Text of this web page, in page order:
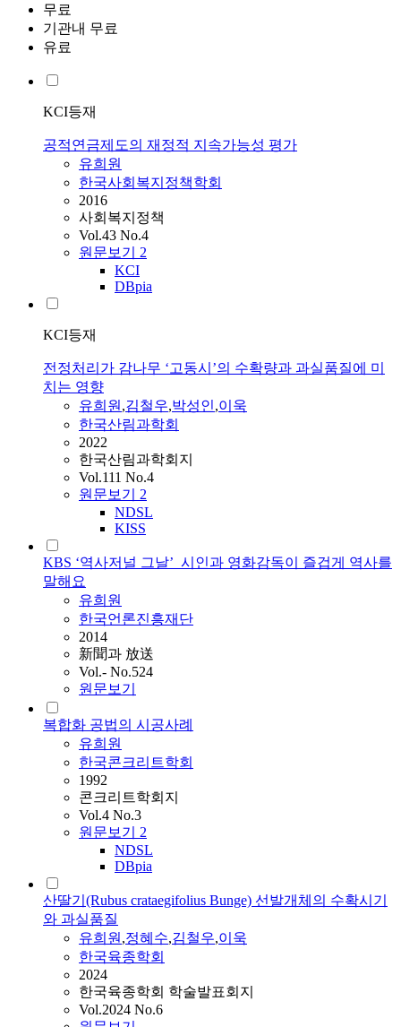
무료
기관내 무료
유료
KCI등재
공적연금제도의 재정적 지속가능성 평가
유희원
한국사회복지정책학회
2016
사회복지정책
Vol.43 No.4
원문보기 2
KCI
DBpia
KCI등재
전정처리가 감나무 ‘고동시’의 수확량과 과실품질에 미
치는 영향
유희원,김철우,박성인,이욱
한국산림과학회
2022
한국산림과학회지
Vol.111 No.4
원문보기 2
NDSL
KISS
KBS ‘역사저널 그날’_시인과 영화감독이 즐겁게 역사를
말해요
유희원
한국언론진흥재단
2014
新聞과 放送
Vol.- No.524
원문보기
복합화 공법의 시공사례
유희원
한국콘크리트학회
1992
콘크리트학회지
Vol.4 No.3
원문보기 2
NDSL
DBpia
산딸기(Rubus crataegifolius Bunge) 선발개체의 수확시기
와 과실품질
유희원,정혜수,김철우,이욱
한국육종학회
2024
한국육종학회 학술발표회지
Vol.2024 No.6